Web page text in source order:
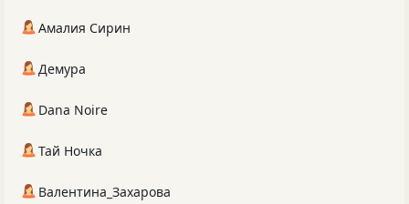
Амалия Сирин
Демура
Dana Noire
Тай Ночка
Валентина_Захарова